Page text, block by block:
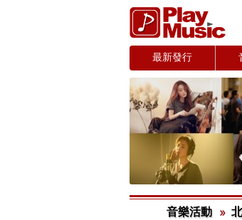
最新發行
音樂活動